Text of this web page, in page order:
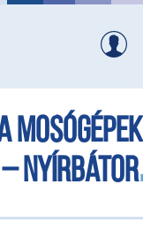
mosógépek
Nyírbátor